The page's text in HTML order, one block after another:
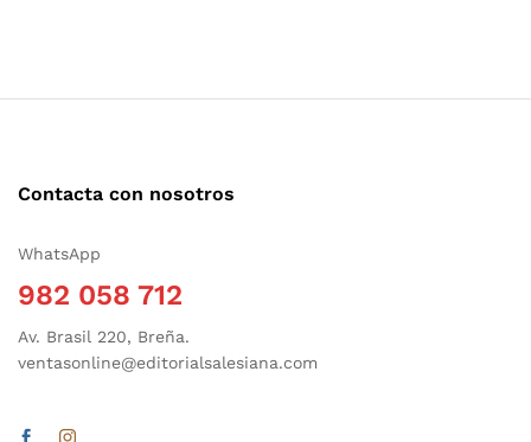
Contacta con nosotros
WhatsApp
982 058 712
Av. Brasil 220, Breña.
ventasonline@editorialsalesiana.com